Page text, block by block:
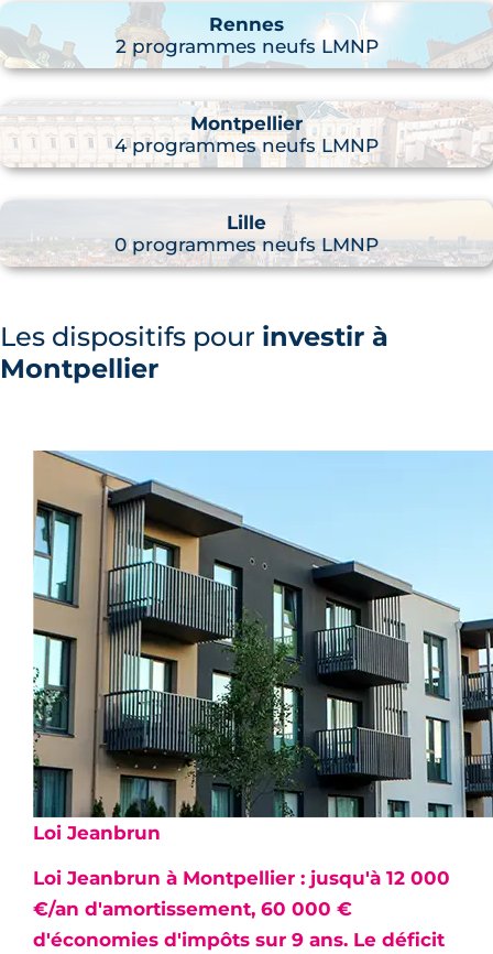
Rennes
2 programmes neufs LMNP
Montpellier
4 programmes neufs LMNP
Lille
0 programmes neufs LMNP
Les dispositifs pour investir à
Montpellier
Loi Jeanbrun
Loi Jeanbrun à Montpellier : jusqu'à 12 000
€/an d'amortissement, 60 000 €
d'économies d'impôts sur 9 ans. Le déficit